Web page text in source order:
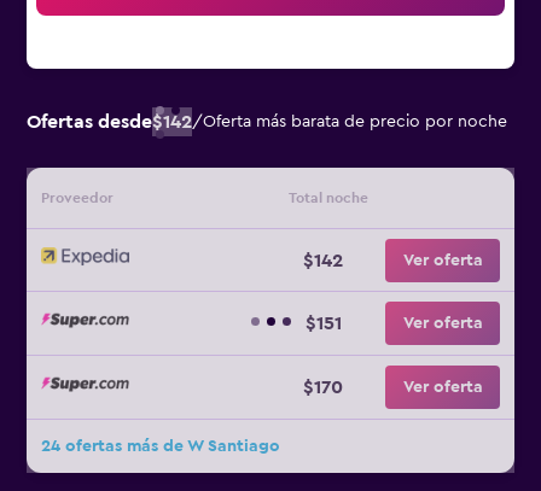
Ofertas desde$142/Oferta más barata de precio por noche
Proveedor Total noche
$142 Ver oferta
$151 Ver oferta
$170 Ver oferta
24 ofertas más de W Santiago